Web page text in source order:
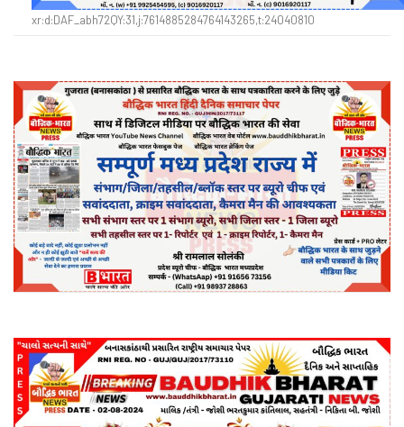
xr:d:DAF_abh72QY:31,j:7614885284764143265,t:24040810